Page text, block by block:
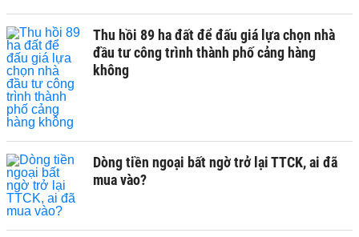
Thu hồi 89 ha đất để đấu giá lựa chọn nhà
đầu tư công trình thành phố cảng hàng
không
Dòng tiền ngoại bất ngờ trở lại TTCK, ai đã
mua vào?